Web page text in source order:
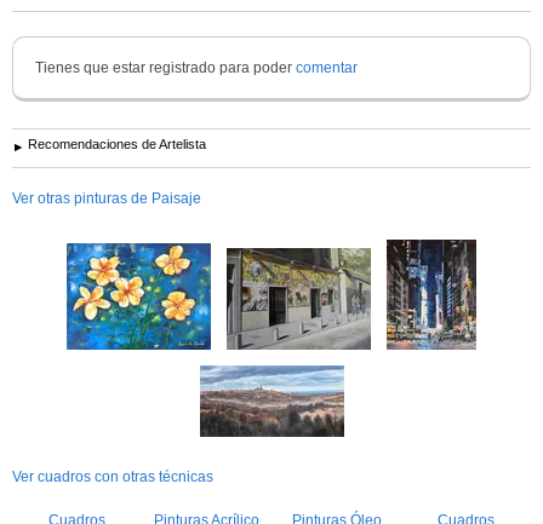
Tienes que estar registrado para poder comentar
Recomendaciones de Artelista
Ver otras pinturas de Paisaje
Ver cuadros con otras técnicas
Cuadros
Pinturas Acrílico Pinturas Óleo
Cuadros